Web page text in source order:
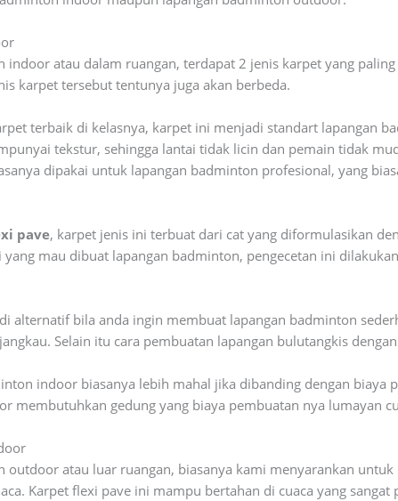
atau dalam ruangan, terdapat 2 jenis karpet yang
karpet tersebut tentunya juga akan berbeda.
terbaik di kelasnya, karpet ini menjadi standart lapangan
tekstur, sehingga lantai tidak licin dan pemain tidak
dipakai untuk lapangan badminton profesional, yang
pave, karpet jenis ini terbuat dari cat yang diformulasikan
mau dibuat lapangan badminton, pengecetan ini
alternatif bila anda ingin membuat lapangan badminton
Selain itu cara pembuatan lapangan bulutangkis
indoor biasanya lebih mahal jika dibanding dengan biaya
membutuhkan gedung yang biaya pembuatan nya lumayan
atau luar ruangan, biasanya kami menyarankan
Karpet flexi pave ini mampu bertahan di cuaca yang sangat